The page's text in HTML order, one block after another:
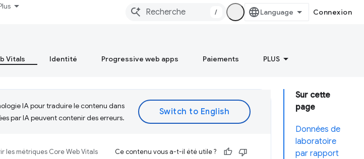
/ Connexion
Vitals Identité Progressive web apps Paiements PLUS
Sur cette
page
Données de
laboratoire
par rapport
IA pour traduire le contenu dans
par IA peuvent contenir des erreurs.
les métriques Core Web Vitals Ce contenu vous a-t-il été utile ?